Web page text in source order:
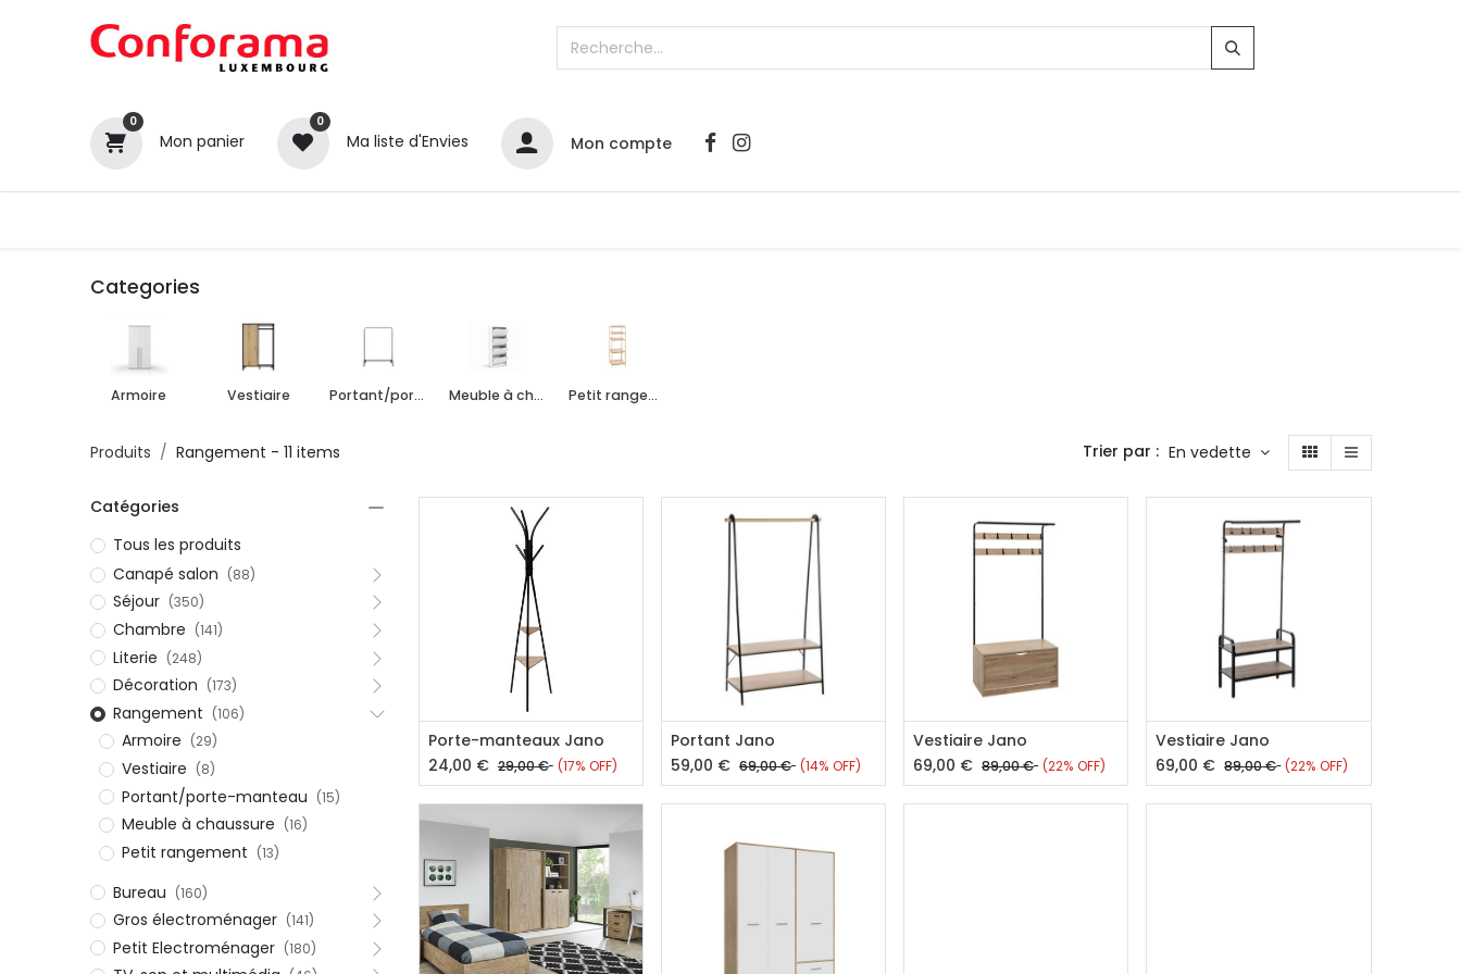
0
Mon panier
0
Ma liste d'Envies Mon compte
Categories
Armoire Vestiaire Portant/porte-manteau Meuble à chaussure Petit rangement
Produits Rangement - 11 items Trier par : En vedette
Catégories
Tous les produits
Canapé salon (88)
Séjour (350)
Chambre (141)
Literie (248)
Décoration (173)
Rangement (106)
Armoire (29)
Vestiaire (8)
Portant/porte-manteau (15)
Meuble à chaussure (16)
Petit rangement (13)
Bureau (160)
Gros électroménager (141)
Petit Electroménager (180)
Ajouter au panier
Porte-manteaux Jano
24,00 € 29,00€ (17% OFF)
Ajouter au panier
Portant Jano
59,00 € 69,00€ (14% OFF)
Ajouter au panier
Vestiaire Jano
69,00 € 89,00€ (22% OFF)
Ajouter au panier
Vestiaire Jano
69,00 € 89,00€ (22% OFF)